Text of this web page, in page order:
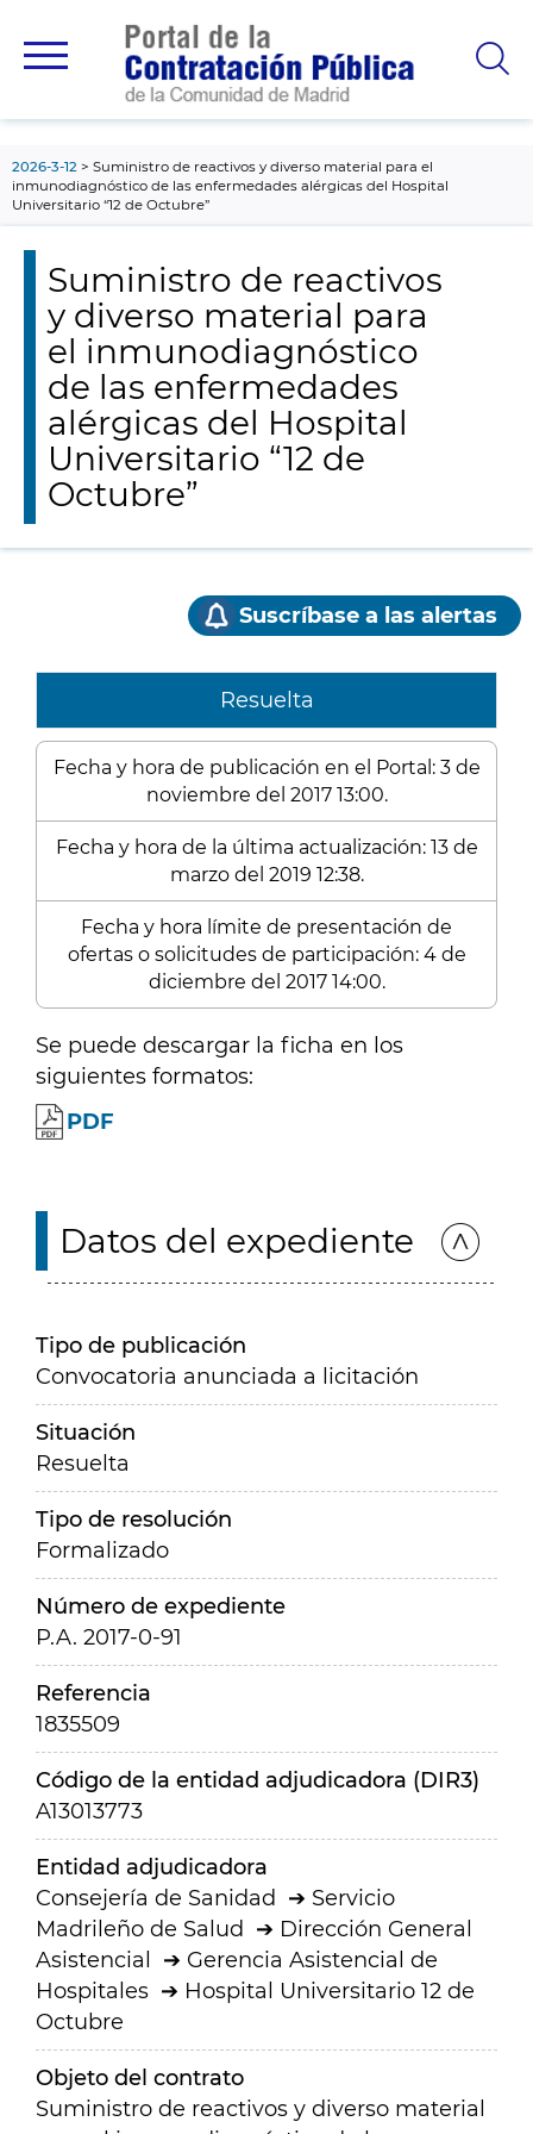
principal
2026-3-12
Suministro de reactivos y diverso material para el
inmunodiagnóstico de las enfermedades alérgicas del Hospital
Universitario “12 de Octubre”
Suministro de reactivos
y diverso material para
el inmunodiagnóstico
de las enfermedades
alérgicas del Hospital
Universitario “12 de
Octubre”
Suscríbase a las alertas
Resuelta
Fecha y hora de publicación en el Portal: 3 de
noviembre del 2017 13:00.
Fecha y hora de la última actualización: 13 de
marzo del 2019 12:38.
Fecha y hora límite de presentación de
ofertas o solicitudes de participación: 4 de
diciembre del 2017 14:00.
Se puede descargar la ficha en los
siguientes formatos:
PDF
Datos del expediente
Tipo de publicación
Convocatoria anunciada a licitación
Situación
Resuelta
Tipo de resolución
Formalizado
Número de expediente
P.A. 2017-0-91
Referencia
1835509
Código de la entidad adjudicadora (DIR3)
A13013773
Entidad adjudicadora
Consejería de Sanidad
Servicio
Madrileño de Salud
Dirección General
Asistencial
Gerencia Asistencial de
Hospitales
Hospital Universitario 12 de
Octubre
Objeto del contrato
Suministro de reactivos y diverso material